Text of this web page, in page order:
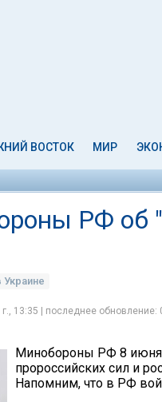
ВОСТОК МИР
РФ об
Украине
13:35 | последнее обновление:
Минобороны РФ 8 июня
пророссийских сил и
Напомним, что в РФ